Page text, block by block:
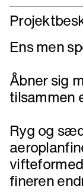
Ens men
Åbner sig
tilsammen
Ryg og
fineren